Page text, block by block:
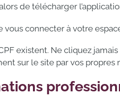
de télécharger
vous connecter à votre
existent. Ne cliquez
sur le site par vos propres